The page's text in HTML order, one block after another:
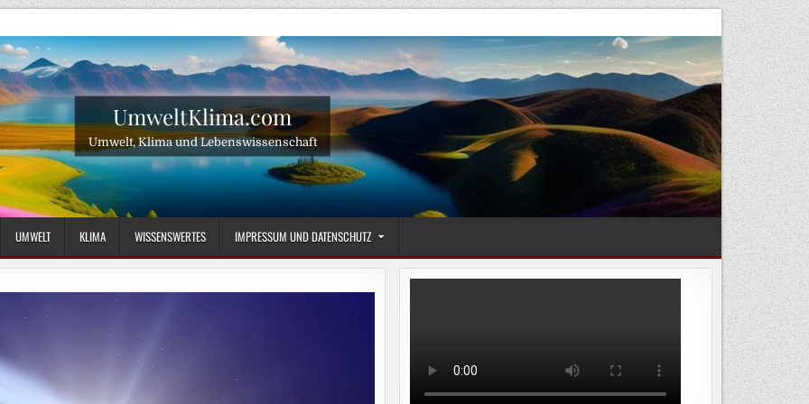
UmweltKlima.com
Umwelt, Klima und Lebenswissenschaft
UMWELT KLIMA WISSENSWERTES IMPRESSUM UND DATENSCHUTZ